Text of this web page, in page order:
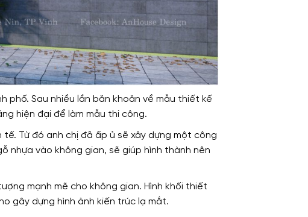
Sau nhiều lần băn khoăn về mẫu thiết kế
hiện đại để làm mẫu thi công.
Từ đó anh chị đã ấp ủ sẽ xây dựng một công
nhựa vào không gian, sẽ giúp hình thành nên
mạnh mẽ cho không gian. Hình khối thiết
gây dựng hình ảnh kiến trúc lạ mắt.